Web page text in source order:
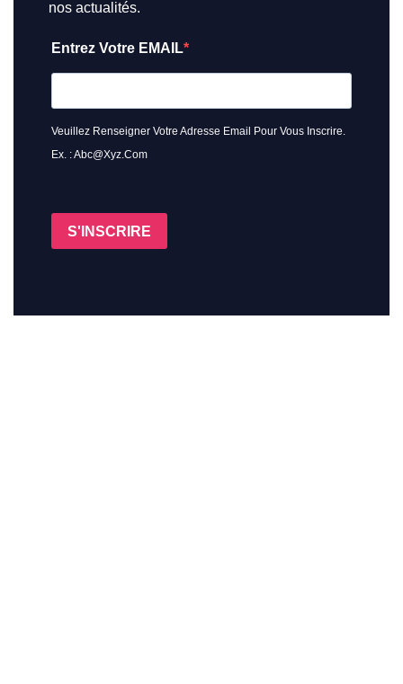
nos actualités.
Entrez Votre EMAIL
Veuillez Renseigner Votre Adresse Email Pour Vous Inscrire.
Ex. : Abc@xyz.com
S'INSCRIRE